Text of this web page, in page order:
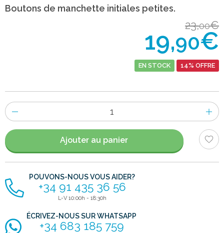
Boutons de manchette initiales petites.
23,00€
19,90€
EN STOCK 14% OFFRE
Nombre
d'items
Ajouter au panier
POUVONS-NOUS VOUS AIDER?
+34 91 435 36 56
L-V 10:00h - 18:30h
ÉCRIVEZ-NOUS SUR WHATSAPP
+34 683 185 759